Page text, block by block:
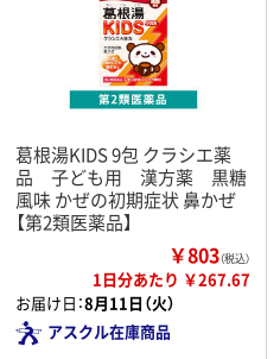
葛根湯KIDS 9包 クラシエ薬
品 子ども用 漢方薬 黒糖
風味 かぜの初期症状 鼻かぜ
【第2類医薬品】
￥803（税込）
1日分あたり ￥267.67
お届け日：8月11日（火）
アスクル在庫商品